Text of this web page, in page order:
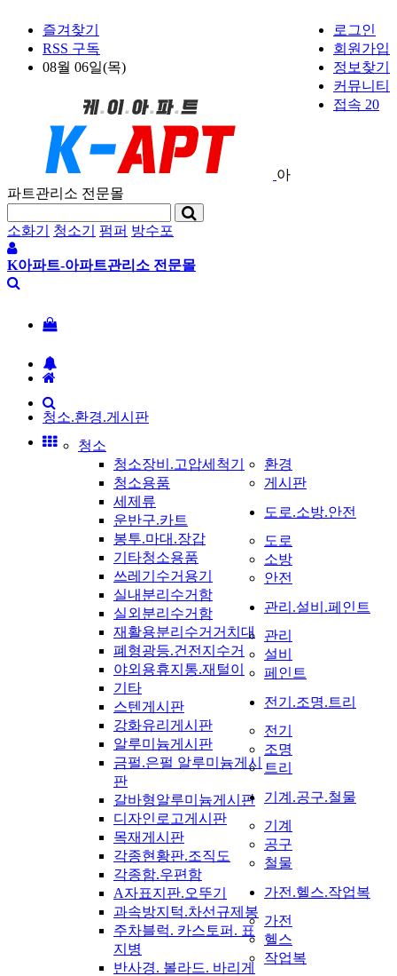
즐겨찾기
RSS 구독
08월 06일(목)
로그인
회원가입
정보찾기
커뮤니티
접속 20
아
파트관리소 전문몰
소화기 청소기 펌퍼 방수포
K아파트-아파트관리소 전문몰
청소.환경.게시판
청소
청소장비.고압세척기
청소용품
세제류
운반구.카트
봉투.마대.장갑
기타청소용품
환경
쓰레기수거용기
실내분리수거함
실외분리수거함
재활용분리수거거치대
폐형광등.건전지수거
야외용휴지통.재털이
기타
게시판
스텐게시판
강화유리게시판
알루미늄게시판
금펄.은펄 알루미늄게시
판
갈바형알루미늄게시판
디자인로고게시판
목재게시판
각종현황판.조직도
각종함.우편함
도로.소방.안전
도로
A자표지판.오뚜기
과속방지턱.차선규제봉
주차블럭. 카스토퍼. 표
지병
반사경. 볼라드. 바리게
소방
안전
관리.설비.페인트
관리
설비
페인트
전기.조명.트리
전기
조명
트리
기계.공구.철물
기계
공구
철물
가전.헬스.작업복
가전
헬스
작업복